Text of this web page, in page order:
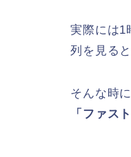
実際には1
列を見る
そんな時
「ファス